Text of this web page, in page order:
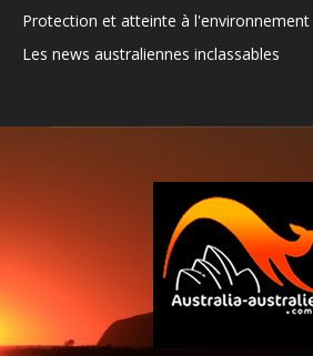
Protection et atteinte à l'environnement
Les news australiennes inclassables